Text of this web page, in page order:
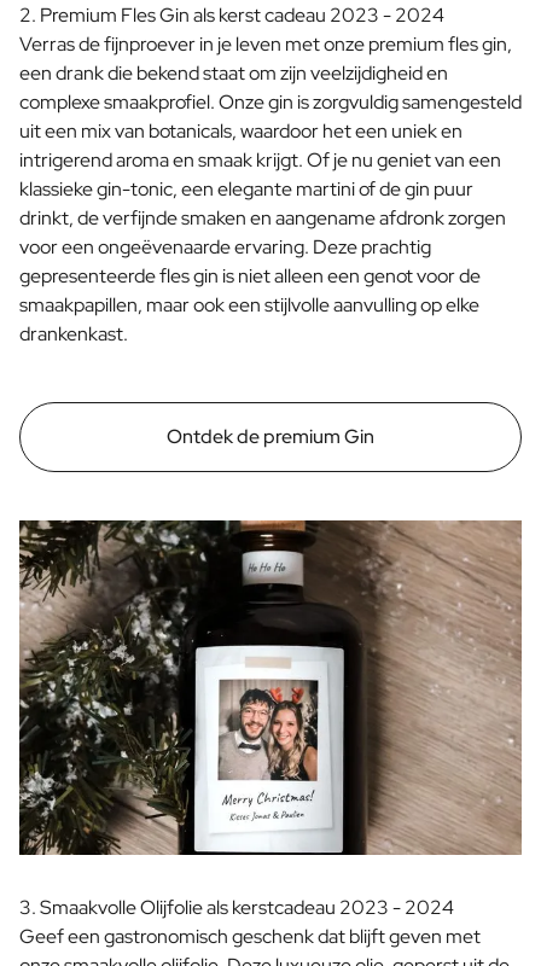
Cadeau voor Haar
Cadeau voor Hem
Cadeau voor Mama
Cadeau voor Papa
Relatiegeschenken
Bekijk alle Relatiegeschenken
Relatiegeschenk in een Pakket
Relatiegeschenken zonder Alcohol
Originele Kerstpakketten
Horeca
Private Label Spirits
Over Ons
Blog
FAQ
Contact
2. Premium Fles Gin als kerst cadeau 2023 - 2024
Verras de fijnproever in je leven met onze premium fles gin,
een drank die bekend staat om zijn veelzijdigheid en
complexe smaakprofiel. Onze gin is zorgvuldig samengesteld
uit een mix van botanicals, waardoor het een uniek en
intrigerend aroma en smaak krijgt. Of je nu geniet van een
klassieke gin-tonic, een elegante martini of de gin puur
drinkt, de verfijnde smaken en aangename afdronk zorgen
voor een ongeëvenaarde ervaring. Deze prachtig
gepresenteerde fles gin is niet alleen een genot voor de
smaakpapillen, maar ook een stijlvolle aanvulling op elke
drankenkast.
Ontdek de premium Gin
3. Smaakvolle Olijfolie als kerstcadeau 2023 - 2024
Geef een gastronomisch geschenk dat blijft geven met